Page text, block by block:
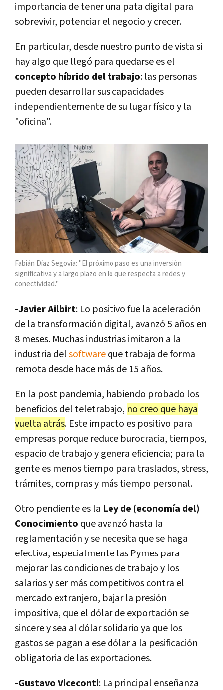
importancia de tener una pata digital para
sobrevivir, potenciar el negocio y crecer.
En particular, desde nuestro punto de vista si
hay algo que llegó para quedarse es el
concepto híbrido del trabajo: las personas
pueden desarrollar sus capacidades
independientemente de su lugar físico y la
"oficina".
Fabián Díaz Segovia: "El próximo paso es una inversión
significativa y a largo plazo en lo que respecta a redes y
conectividad."
-Javier Ailbirt: Lo positivo fue la aceleración
de la transformación digital, avanzó 5 años en
8 meses. Muchas industrias imitaron a la
industria delsoftwareque trabaja de forma
remota desde hace más de 15 años.
En la post pandemia, habiendo probado los
beneficios del teletrabajo, no creo que haya
vuelta atrás. Este impacto es positivo para
empresas porque reduce burocracia, tiempos,
espacio de trabajo y genera eficiencia; para la
gente es menos tiempo para traslados, stress,
trámites, compras y más tiempo personal.
Otro pendiente es la Ley de (economía del)
Conocimiento que avanzó hasta la
reglamentación y se necesita que se haga
efectiva, especialmente las Pymes para
mejorar las condiciones de trabajo y los
salarios y ser más competitivos contra el
mercado extranjero, bajar la presión
impositiva, que el dólar de exportación se
sincere y sea al dólar solidario ya que los
gastos se pagan a ese dólar a la pesificación
obligatoria de las exportaciones.
-Gustavo Viceconti: La principal enseñanza